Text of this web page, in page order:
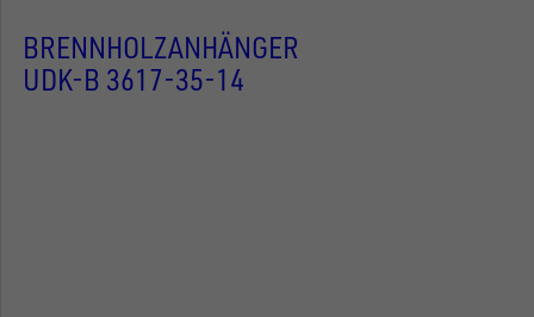
BRENNHOLZANHÄNGER
UDK-B 3617-35-14